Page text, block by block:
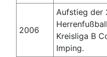
2006
Aufstieg der
Kreisliga B
Imping.